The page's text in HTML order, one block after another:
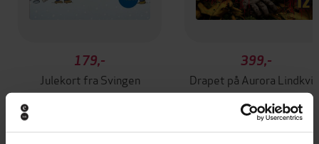
179,-
Julekort fra Svingen
Kjetil Indregard
399,-
Drapet på Aurora
Kjetil Indregard
LYDBOK